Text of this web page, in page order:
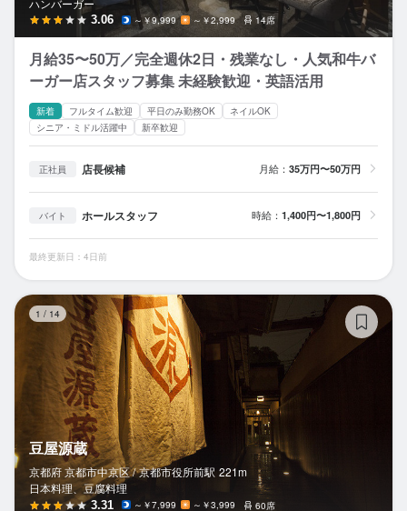
3.06 ～￥9,999 ～￥2,999 14席
月給35〜50万／完全週休2日・残業なし・人気和牛バ
ーガー店スタッフ募集 未経験歓迎・英語活用
新着 フルタイム歓迎 平日のみ勤務OK
ネイルOK
シニア・ミドル活躍中
新卒歓迎
正社員 店長候補 月給： 35万円〜50万円
バイト ホールスタッフ 時給： 1,400円〜1,800円
最終更新日：4日前
1 / 14
豆屋源蔵
京都府 京都市中京区 / 京都市役所前駅 221m
日本料理、豆腐料理
3.31 ～￥7,999 ～￥3,999 60席